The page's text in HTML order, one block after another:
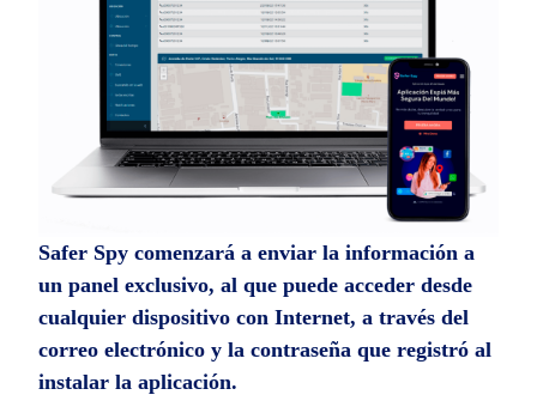
Safer Spy comenzará a enviar la información a
un panel exclusivo, al que puede acceder desde
cualquier dispositivo con Internet, a través del
correo electrónico y la contraseña que registró al
instalar la aplicación.